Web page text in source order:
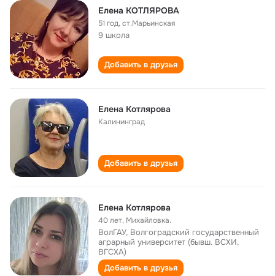
Елена КОТЛЯРОВА
51 год,ст.Марьинская
9 школа
Добавить в друзья
Елена Котлярова
Калининград
Добавить в друзья
Елена Котлярова
40 лет, Михайловка.
ВолГАУ, Волгоградский государственный
аграрный университет (бывш. ВСХИ,
ВГСХА)
Добавить в друзья